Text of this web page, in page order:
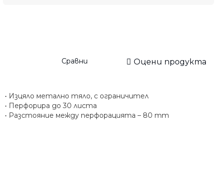
Сравни Оцени продукта
• Изцяло метално тяло, с ограничител
• Перфорира до 30 листа
• Разстояние между перфорацията – 80 mm